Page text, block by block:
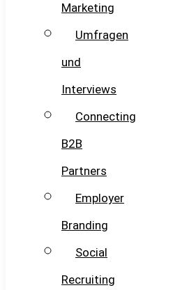
Marketing
Umfragen
und
Interviews
Connecting
B2B
Partners
Employer
Branding
Social
Recruiting